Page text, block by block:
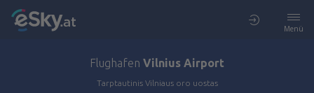
Menü
Flughafen Vilnius Airport
Tarptautinis Vilniaus oro uostas